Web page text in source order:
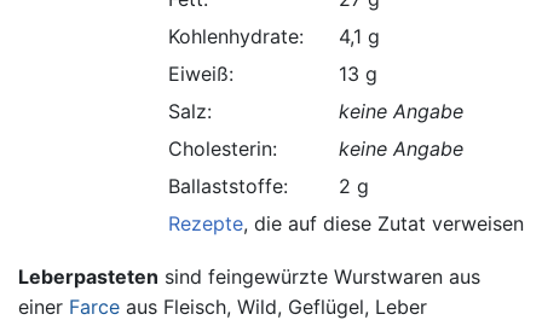
Kohlenhydrate:
4,1 g
Eiweiß:
13 g
Salz:
keine Angabe
Cholesterin:
keine Angabe
Ballaststoffe:
2 g
Rezepte, die auf diese Zutat verweisen.
Leberpasteten sind feingewürzte Wurstwaren aus
einer Farce aus Fleisch, Wild, Geflügel, Leber